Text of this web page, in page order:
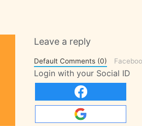
Leave a reply
Default Comments (0)
Login with your Social ID